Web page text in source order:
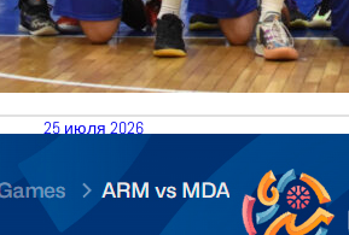
25 июля 2026
26.07.2026 Armenia vs Moldova
Division C